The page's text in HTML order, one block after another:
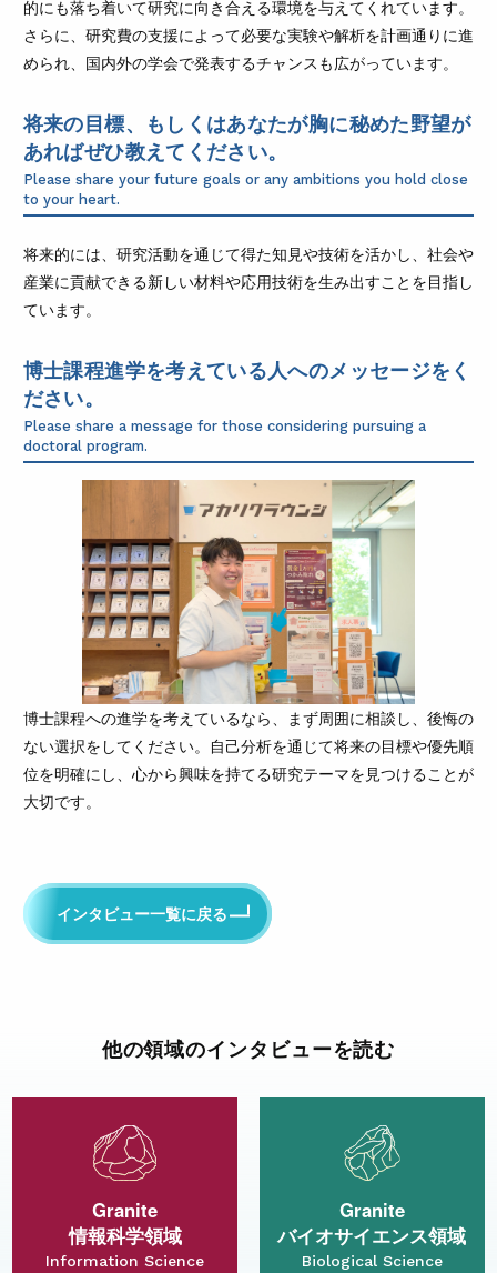
的にも落ち着いて研究に向き合える環境を与えてくれています。
さらに、研究費の支援によって必要な実験や解析を計画通りに進
められ、国内外の学会で発表するチャンスも広がっています。
将来の目標、もしくはあなたが胸に秘めた野望が
あればぜひ教えてください。
Please share your future goals or any ambitions you hold close
to your heart.
将来的には、研究活動を通じて得た知見や技術を活かし、社会や
産業に貢献できる新しい材料や応用技術を生み出すことを目指し
ています。
博士課程進学を考えている人へのメッセージをく
ださい。
Please share a message for those considering pursuing a
doctoral program.
博士課程への進学を考えているなら、まず周囲に相談し、後悔の
ない選択をしてください。自己分析を通じて将来の目標や優先順
位を明確にし、心から興味を持てる研究テーマを見つけることが
大切です。
インタビュー一覧に戻る
他の領域のインタビューを読む
Granite
情報科学領域
Information Science
Granite
バイオサイエンス領域
Biological Science